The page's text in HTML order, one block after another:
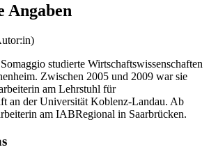
Angaben
studierte Wirtschaftswissenschaften
Zwischen 2005 und 2009 war sie
am Lehrstuhl für
an der Universität Koblenz-Landau. Ab
am IABRegional in Saarbrücken.